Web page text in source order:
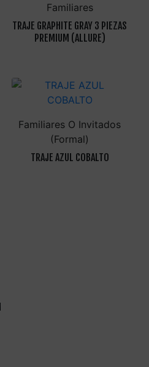
Familiares
TRAJE GRAPHITE GRAY 3 PIEZAS
PREMIUM (ALLURE)
Familiares O Invitados
(Formal)
TRAJE AZUL COBALTO